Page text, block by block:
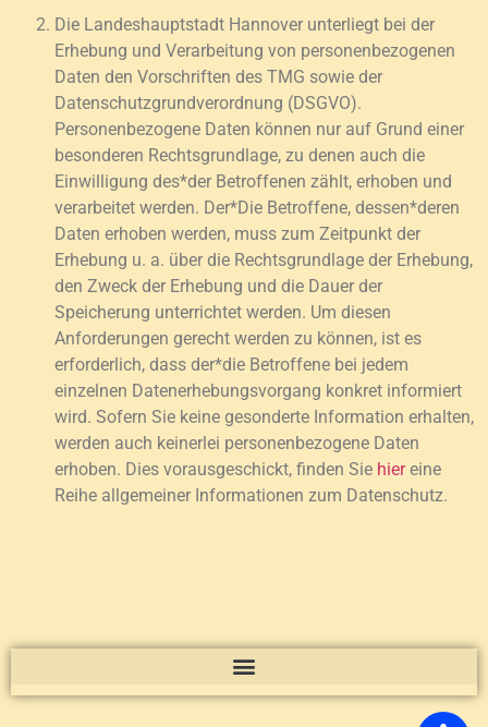
Die Landeshauptstadt Hannover unterliegt bei der
Erhebung und Verarbeitung von personenbezogenen
Daten den Vorschriften des TMG sowie der
Datenschutzgrundverordnung (DSGVO).
Personenbezogene Daten können nur auf Grund einer
besonderen Rechtsgrundlage, zu denen auch die
Einwilligung des*der Betroffenen zählt, erhoben und
verarbeitet werden. Der*Die Betroffene, dessen*deren
Daten erhoben werden, muss zum Zeitpunkt der
Erhebung u. a. über die Rechtsgrundlage der Erhebung,
den Zweck der Erhebung und die Dauer der
Speicherung unterrichtet werden. Um diesen
Anforderungen gerecht werden zu können, ist es
erforderlich, dass der*die Betroffene bei jedem
einzelnen Datenerhebungsvorgang konkret informiert
wird. Sofern Sie keine gesonderte Information erhalten,
werden auch keinerlei personenbezogene Daten
erhoben. Dies vorausgeschickt, finden Sie hiereine
Reihe allgemeiner Informationen zum Datenschutz.